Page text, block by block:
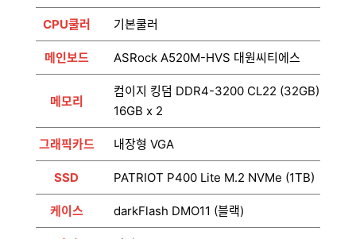
CPU쿨러 기본쿨러
메인보드 ASRock A520M-HVS 대원씨티에스
메모리
컴이지 킹덤 DDR4-3200 CL22 (32GB)
16GB x 2
그래픽카드 내장형 VGA
SSD PATRIOT P400 Lite M.2 NVMe (1TB)
케이스 darkFlash DMO11 (블랙)